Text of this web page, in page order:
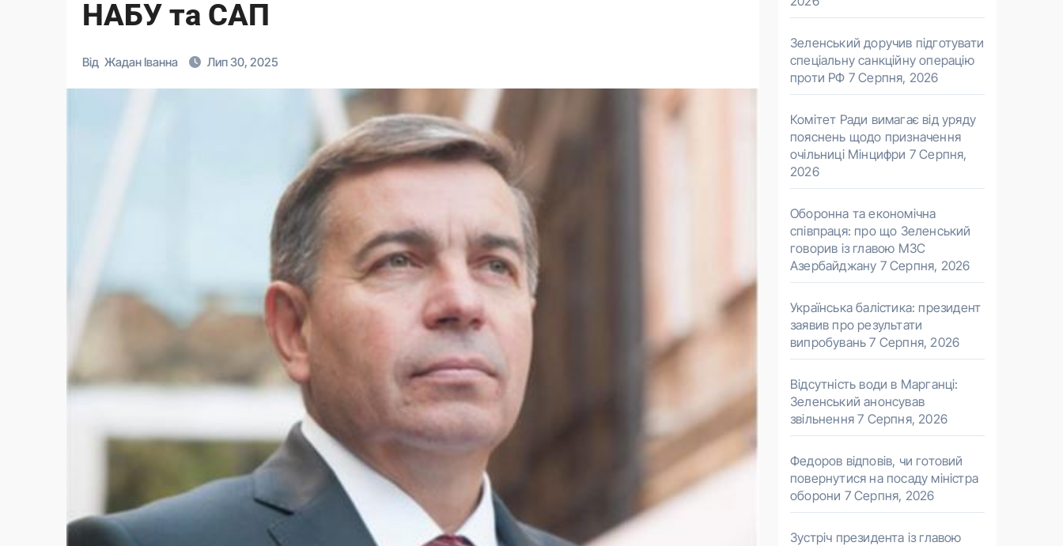
НАБУ та САП
Від Жадан Іванна Лип 30, 2025
Зеленський доручив підготувати
спеціальну санкційну операцію
проти РФ 7 Серпня, 2026
Комітет Ради вимагає від уряду
пояснень щодо призначення
очільниці Мінцифри 7 Серпня,
2026
Оборонна та економічна
співпраця: про що Зеленський
говорив із главою МЗС
Азербайджану 7 Серпня, 2026
Українська балістика: президент
заявив про результати
випробувань 7 Серпня, 2026
Відсутність води в Марганці:
Зеленський анонсував
звільнення 7 Серпня, 2026
Федоров відповів, чи готовий
повернутися на посаду міністра
оборони 7 Серпня, 2026
Зустріч президента із главою